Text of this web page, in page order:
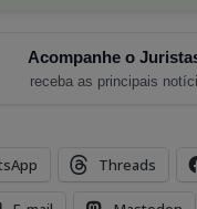
Acompanhe o
receba as principais
Threads